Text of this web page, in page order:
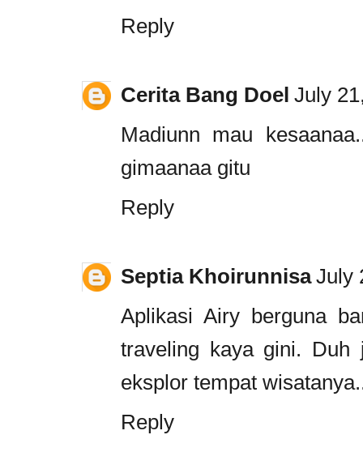
Reply
Cerita Bang Doel July
Madiunn mau
gimaanaa gitu
Reply
Septia Khoirunnisa July
Aplikasi Airy berguna
traveling kaya gini. Duh
eksplor tempat
Reply